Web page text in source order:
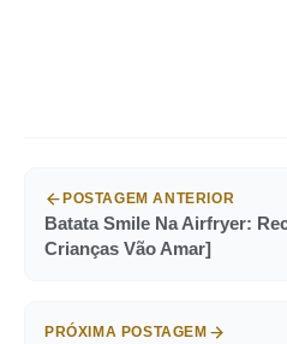
POSTAGEM ANTERIOR
Batata Smile Na Airfryer:
Crianças Vão Amar]
PRÓXIMA POSTAGEM